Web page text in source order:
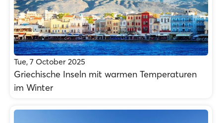
Tue, 7 October 2025
Griechische Inseln mit warmen Temperaturen
im Winter